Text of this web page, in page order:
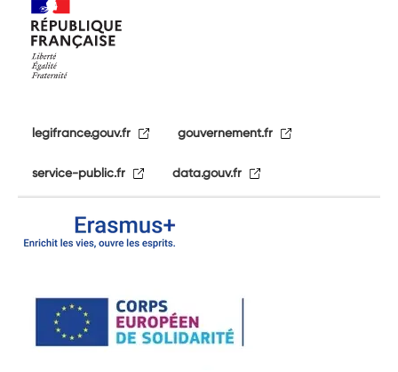
legifrance.gouv.fr gouvernement.fr
service-public.fr data.gouv.fr